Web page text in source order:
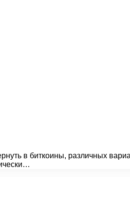
в биткоины, различных